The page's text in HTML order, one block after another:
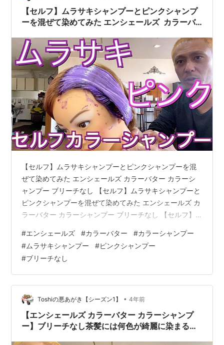
【セルフ】ムラサキシャンプーとピンクシャンプ
ーを混ぜて染めてみた エンシェールズ カラーバ
【セルフ】ムラサキシャンプーとピンクシャンプーを混
ぜて染めてみた エンシェールズ カラーバター カラーシ
ャンプー ブリーチなし 【セルフ】ムラサキシャンプーと
ピンクシャンプーを混ぜて染めてみた エンシェールズ カ
ラーバター カラーシャンプー ブリーチなし 【セルフ】
みた エンシェールズ カラーバター カラーシャンプー ブ
リーチなし www.youtube.com
#エンシェールズ #カラーバター #カラーシャンプー
#ムラサキシャンプー #ピンクシャンプー
#ブリーチなし
Toshiの悪あがき【シーズン1】 • 4年前
【エンシェールズ カラーバター カラーシャンプ
ー】ブリーチなし茶髪には何色が綺麗に染まるの